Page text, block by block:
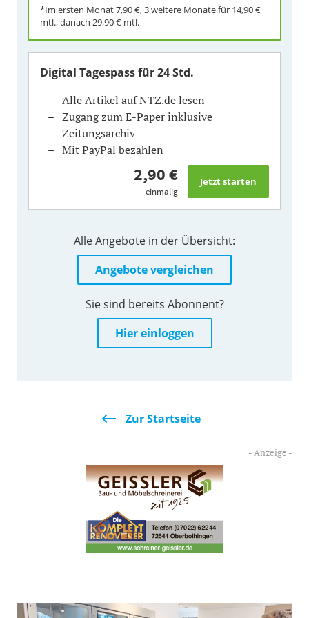
*Im ersten Monat7,90 €, 3 weitere Monate für 14,90 €
mtl., danach 29,90 € mtl.
Digital Tagespassfür 24 Std.
Alle Artikel auf NTZ.de lesen
Zugang zum E-Paper inklusive
Zeitungsarchiv
Mit PayPal bezahlen
2,90 €
einmalig
Alle Angebote in der Übersicht:
Angebote vergleichen
Sie sind bereits Abonnent?
Hier einloggen
Zur Startseite